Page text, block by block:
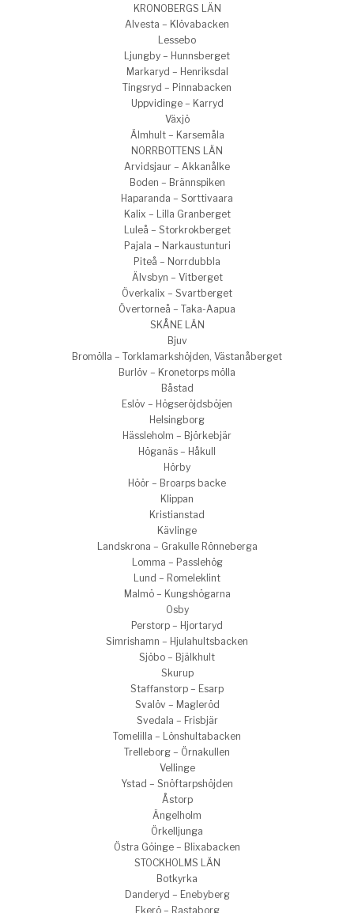
KRONOBERGS LÄN
Alvesta – Klövabacken
Lessebo
Ljungby – Hunnsberget
Markaryd – Henriksdal
Tingsryd – Pinnabacken
Uppvidinge – Karryd
Växjö
Älmhult – Karsemåla
NORRBOTTENS LÄN
Arvidsjaur – Akkanålke
Boden – Brännspiken
Haparanda – Sorttivaara
Kalix – Lilla Granberget
Luleå – Storkrokberget
Pajala – Narkaustunturi
Piteå – Norrdubbla
Älvsbyn – Vitberget
Överkalix – Svartberget
Övertorneå – Taka-Aapua
SKÅNE LÄN
Bjuv
Bromölla – Torklamarkshöjden, Västanåberget
Burlöv – Kronetorps mölla
Båstad
Eslöv – Högseröjdsböjen
Helsingborg
Hässleholm – Björkebjär
Höganäs – Håkull
Hörby
Höör – Broarps backe
Klippan
Kristianstad
Kävlinge
Landskrona – Grakulle Rönneberga
Lomma – Passlehög
Lund – Romeleklint
Malmö – Kungshögarna
Osby
Perstorp – Hjortaryd
Simrishamn – Hjulahultsbacken
Sjöbo – Bjälkhult
Skurup
Staffanstorp – Esarp
Svalöv – Magleröd
Svedala – Frisbjär
Tomelilla – Lönshultabacken
Trelleborg – Örnakullen
Vellinge
Ystad – Snöftarpshöjden
Åstorp
Ängelholm
Örkelljunga
Östra Göinge – Blixabacken
STOCKHOLMS LÄN
Botkyrka
Danderyd – Enebyberg
Ekerö – Rastaborg